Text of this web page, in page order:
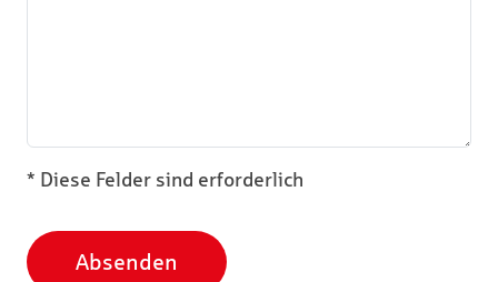
* Diese Felder sind erforderlich
Absenden